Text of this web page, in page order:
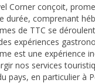
Corner conçoit,
durée, comprenant
de TTC se
expériences
est une expérience
nos services
pays, en particulier à